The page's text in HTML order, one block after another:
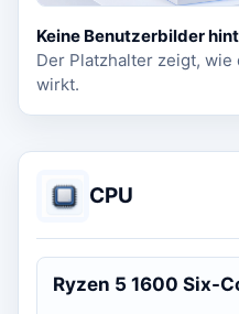
Keine Benutzerbilder
Der Platzhalter zeigt,
wirkt.
CPU
Ryzen 5 1600 Six-